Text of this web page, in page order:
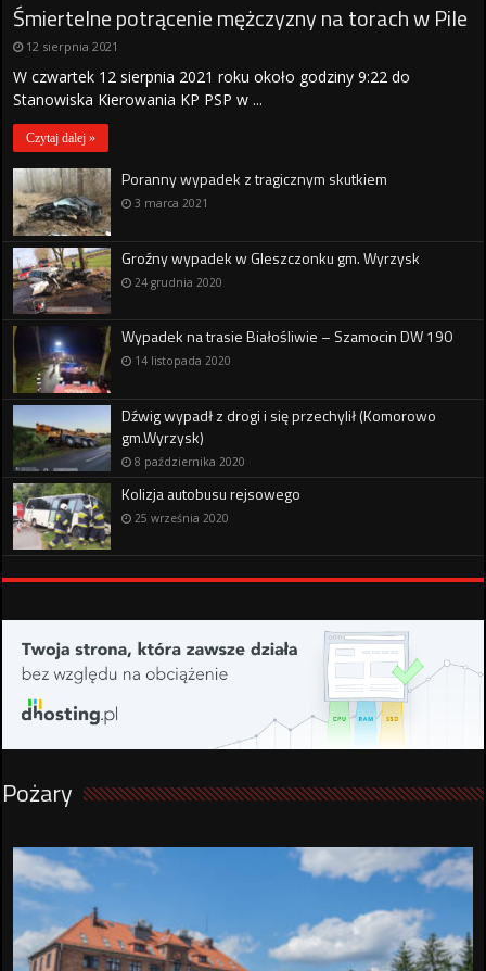
Śmiertelne potrącenie mężczyzny na torach w Pile
12 sierpnia 2021
W czwartek 12 sierpnia 2021 roku około godziny 9:22 do
Stanowiska Kierowania KP PSP w ...
Czytaj dalej »
Poranny wypadek z tragicznym skutkiem
3 marca 2021
Groźny wypadek w Gleszczonku gm. Wyrzysk
24 grudnia 2020
Wypadek na trasie Białośliwie – Szamocin DW 190
14 listopada 2020
Dźwig wypadł z drogi i się przechylił (Komorowo
gm.Wyrzysk)
8 października 2020
Kolizja autobusu rejsowego
25 września 2020
Pożary